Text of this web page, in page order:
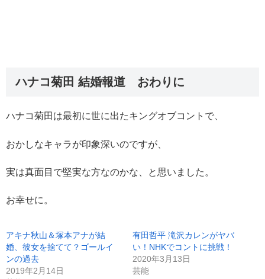
ハナコ菊田 結婚報道 おわりに
ハナコ菊田は最初に世に出たキングオブコントで、
おかしなキャラが印象深いのですが、
実は真面目で堅実な方なのかな、と思いました。
お幸せに。
アキナ秋山＆塚本アナが結
婚、彼女を捨てて？ゴールイ
ンの過去
2019年2月14日
有田哲平 滝沢カレンがヤバ
い！NHKでコントに挑戦！
2020年3月13日
芸能